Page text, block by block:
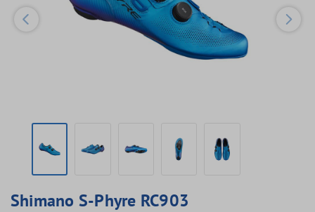
Shimano S-Phyre RC903